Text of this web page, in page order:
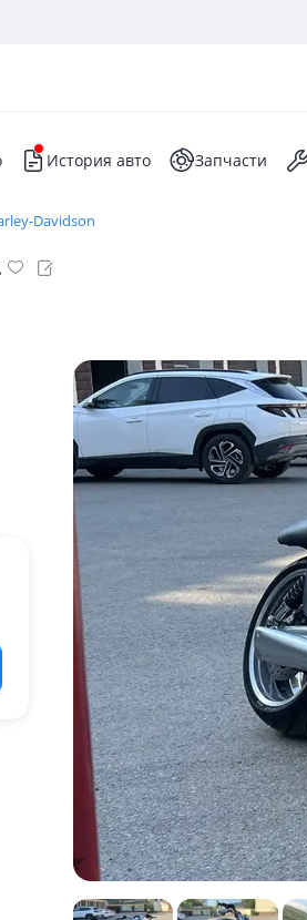
История авто Запчасти
Davidson